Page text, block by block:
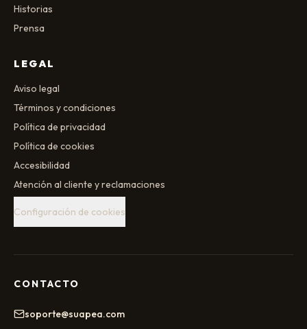
Historias
Prensa
LEGAL
Aviso legal
Términos y condiciones
Política de privacidad
Política de cookies
Accesibilidad
Atención al cliente y reclamaciones
Configuración de cookies
CONTACTO
soporte@suapea.com